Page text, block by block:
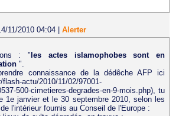
11/2010 04:04
Alerter
: " les actes islamophobes sont en
".
connaissance de la dédêche AFP ici
actu/2010/11/02/97001-
500-cimetieres-degrades-en-9-mois.php), tu
1e janvier et le 30 septembre 2010, selon les
l'intérieur fournis au Conseil de l'Europe :